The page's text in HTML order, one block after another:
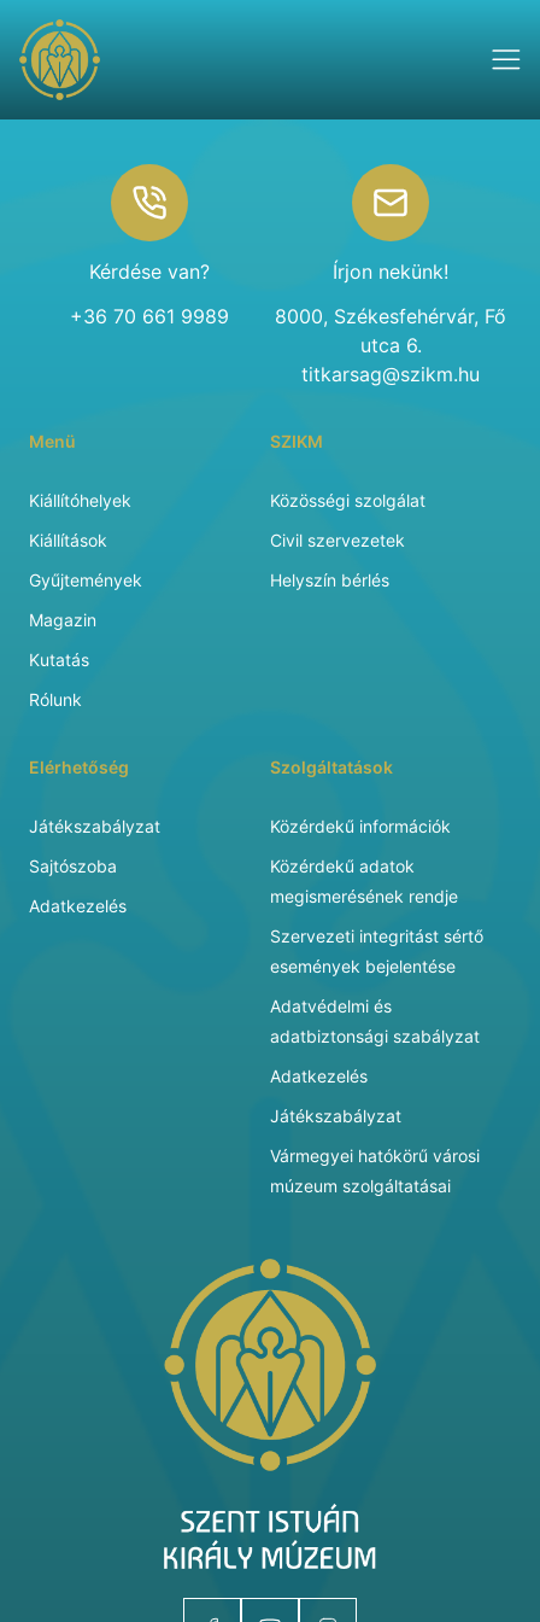
Kérdése van?
+36 70 661 9989
Írjon nekünk!
8000, Székesfehérvár, Fő
utca 6.
titkarsag@szikm.hu
Menü
Kiállítóhelyek
Kiállítások
Gyűjtemények
Magazin
Kutatás
Rólunk
SZIKM
Közösségi szolgálat
Civil szervezetek
Helyszín bérlés
Elérhetőség
Játékszabályzat
Sajtószoba
Adatkezelés
Szolgáltatások
Közérdekű információk
Közérdekű adatok
megismerésének rendje
Szervezeti integritást sértő
események bejelentése
Adatvédelmi és
adatbiztonsági szabályzat
Adatkezelés
Játékszabályzat
Vármegyei hatókörű városi
múzeum szolgáltatásai